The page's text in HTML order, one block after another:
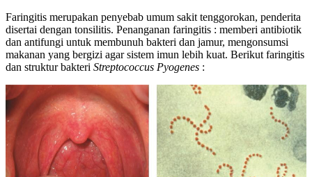
Faringitis merupakan penyebab umum sakit tenggorokan, penderita
disertai dengan tonsilitis. Penanganan faringitis : memberi antibiotik
dan antifungi untuk membunuh bakteri dan jamur, mengonsumsi
makanan yang bergizi agar sistem imun lebih kuat. Berikut faringitis
dan struktur bakteri Streptococcus Pyogenes :